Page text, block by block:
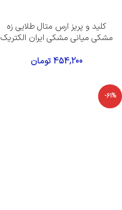
کلید و پریز ارس متال طلایی زه
مشکی میانی مشکی ایران الکتریک
454,200تومان
-61%